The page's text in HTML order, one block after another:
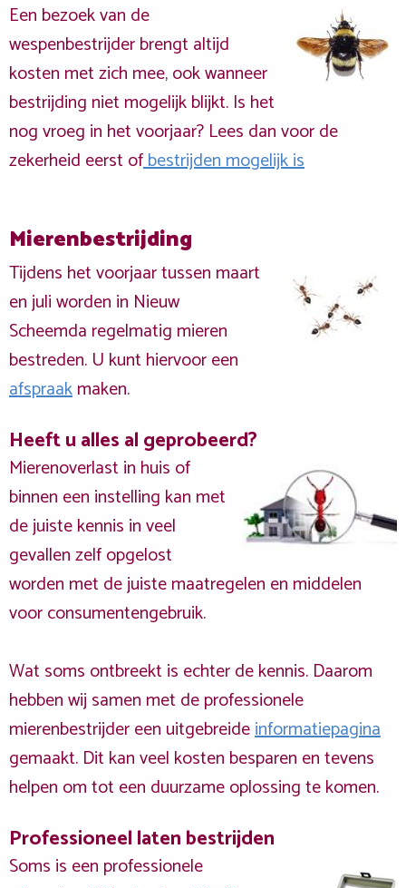
Een bezoek van de
wespenbestrijder brengt altijd
kosten met zich mee, ook wanneer
bestrijding niet mogelijk blijkt. Is het
nog vroeg in het voorjaar? Lees dan voor de
zekerheid eerst ofbestrijden mogelijk is
Mierenbestrijding
Tijdens het voorjaar tussen maart
en juli worden in Nieuw
Scheemda regelmatig mieren
bestreden. U kunt hiervoor een
afspraakmaken.
Heeft u alles al geprobeerd?
Mierenoverlast in huis of
binnen een instelling kan met
de juiste kennis in veel
gevallen zelf opgelost
worden met de juiste maatregelen en middelen
voor consumentengebruik.
Wat soms ontbreekt is echter de kennis. Daarom
hebben wij samen met de professionele
mierenbestrijder een uitgebreideinformatiepagina
gemaakt. Dit kan veel kosten besparen en tevens
helpen om tot een duurzame oplossing te komen.
Professioneel laten bestrijden
Soms is een professionele